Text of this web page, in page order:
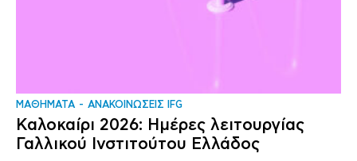
ΜΑΘΗΜΑΤΑ ΑΝΑΚΟΙΝΩΣΕΙΣ IFG
Καλοκαίρι 2026: Ημέρες λειτουργίας
Γαλλικού Ινστιτούτου Ελλάδος